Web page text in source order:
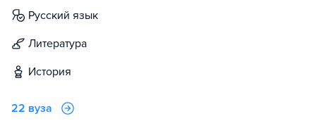
русский язык
литература
история
22 вуза